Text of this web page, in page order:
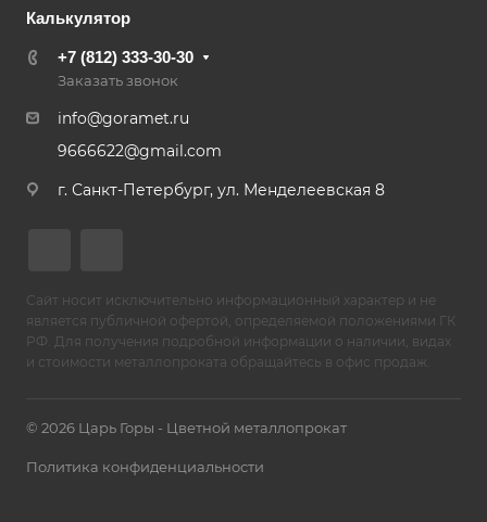
Калькулятор
+7 (812) 333-30-30
Заказать звонок
info@goramet.ru
9666622@gmail.com
г. Санкт-Петербург, ул. Менделеевская 8
Сайт носит исключительно информационный характер и не
является публичной офертой, определяемой положениями ГК
РФ. Для получения подробной информации о наличии, видах
и стоимости металлопроката обращайтесь в офис продаж.
© 2026 Царь Горы - Цветной металлопрокат
Политика конфиденциальности